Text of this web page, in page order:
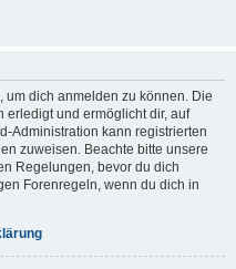
um dich anmelden zu können. Die
erledigt und ermöglicht dir, auf
Administration kann registrierten
zuweisen. Beachte bitte unsere
Regelungen, bevor du dich
Forenregeln, wenn du dich in